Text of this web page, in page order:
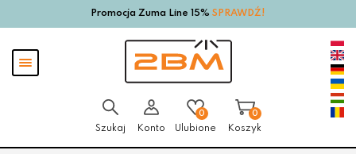
Przejdź
głównego
Przejdź
menu
stopce
Promocja Zuma Line 15% SPRAWDŹ!
Pokaż
menu
Szukaj Konto
0
Ulubione
0
Koszyk